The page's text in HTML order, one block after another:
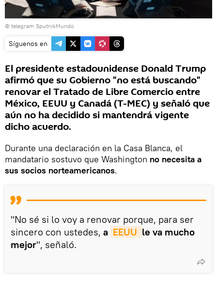
© telegram SputnikMundo
Síguenos en
El presidente estadounidense Donald Trump
afirmó que su Gobierno "no está buscando"
renovar el Tratado de Libre Comercio entre
México, EEUU y Canadá (T-MEC) y señaló que
aún no ha decidido si mantendrá vigente
dicho acuerdo.
Durante una declaración en la Casa Blanca, el
mandatario sostuvo que Washington no necesita a
sus socios norteamericanos.
"No sé si lo voy a renovar porque, para ser
sincero con ustedes, a EEUU le va mucho
mejor", señaló.